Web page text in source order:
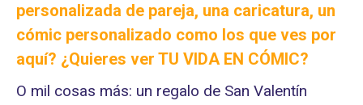
personalizada de pareja, una caricatura, un
cómic personalizado como los que ves por
aquí? ¿Quieres ver TU VIDA EN CÓMIC?
O mil cosas más: un regalo de San Valentín